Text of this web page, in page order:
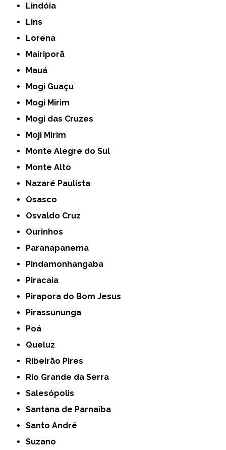
Lindóia
Lins
Lorena
Mairiporã
Mauá
Mogi Guaçu
Mogi Mirim
Mogi das Cruzes
Moji Mirim
Monte Alegre do Sul
Monte Alto
Nazaré Paulista
Osasco
Osvaldo Cruz
Ourinhos
Paranapanema
Pindamonhangaba
Piracaia
Pirapora do Bom Jesus
Pirassununga
Poá
Queluz
Ribeirão Pires
Rio Grande da Serra
Salesópolis
Santana de Parnaíba
Santo André
Suzano